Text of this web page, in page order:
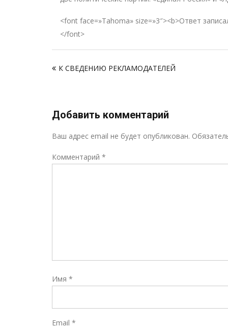
<font face=»Tahoma» size=»3″><b>Ответ
</font>
поК СВЕДЕНИЮ РЕКЛАМОДАТЕЛЕЙ
Добавить комментарий
Ваш адрес email не будет опубликован.
Комментарий *
Имя *
Email *